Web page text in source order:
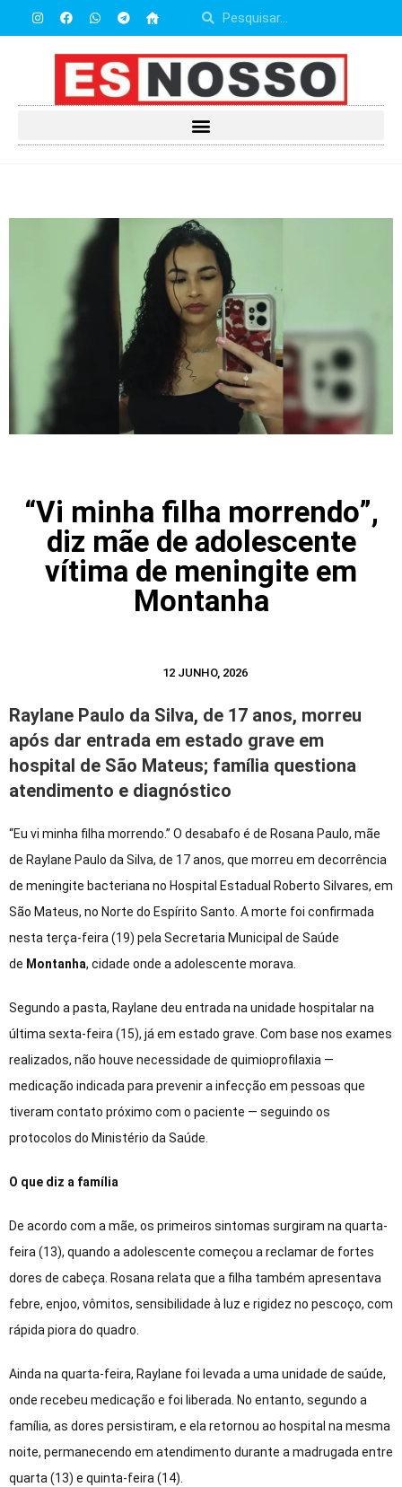
“Vi minha filha morrendo”,
diz mãe de adolescente
vítima de meningite em
Montanha
12 JUNHO, 2026
Raylane Paulo da Silva, de 17 anos, morreu
após dar entrada em estado grave em
hospital de São Mateus; família questiona
atendimento e diagnóstico
“Eu vi minha filha morrendo.” O desabafo é de Rosana Paulo, mãe
de Raylane Paulo da Silva, de 17 anos, que morreu em decorrência
de meningite bacteriana no Hospital Estadual Roberto Silvares, em
São Mateus, no Norte do Espírito Santo. A morte foi confirmada
nesta terça-feira (19) pela Secretaria Municipal de Saúde
de Montanha, cidade onde a adolescente morava.
Segundo a pasta, Raylane deu entrada na unidade hospitalar na
última sexta-feira (15), já em estado grave. Com base nos exames
realizados, não houve necessidade de quimioprofilaxia —
medicação indicada para prevenir a infecção em pessoas que
tiveram contato próximo com o paciente — seguindo os
protocolos do Ministério da Saúde.
O que diz a família
De acordo com a mãe, os primeiros sintomas surgiram na quarta-
feira (13), quando a adolescente começou a reclamar de fortes
dores de cabeça. Rosana relata que a filha também apresentava
febre, enjoo, vômitos, sensibilidade à luz e rigidez no pescoço, com
rápida piora do quadro.
Ainda na quarta-feira, Raylane foi levada a uma unidade de saúde,
onde recebeu medicação e foi liberada. No entanto, segundo a
família, as dores persistiram, e ela retornou ao hospital na mesma
noite, permanecendo em atendimento durante a madrugada entre
quarta (13) e quinta-feira (14).